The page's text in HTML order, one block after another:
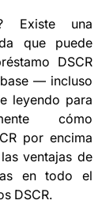
Existe una
que puede
DSCR
— incluso
leyendo para
cómo
por encima
ventajas de
en todo el
DSCR.